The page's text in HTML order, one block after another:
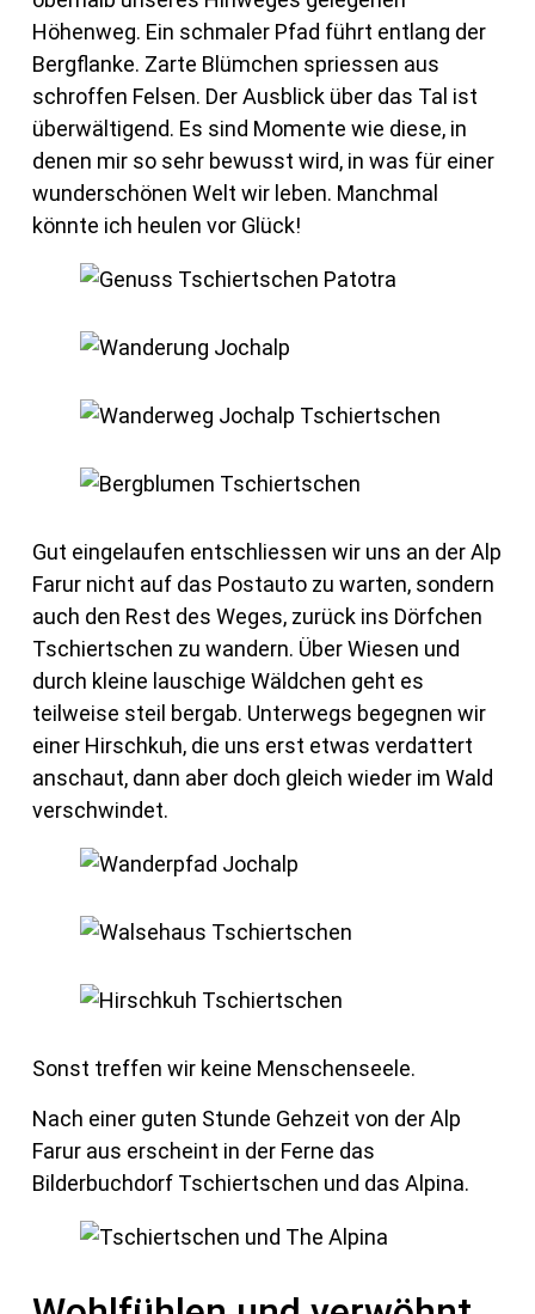
Höhenweg. Ein schmaler Pfad führt entlang der
Bergflanke. Zarte Blümchen spriessen aus
schroffen Felsen. Der Ausblick über das Tal ist
überwältigend. Es sind Momente wie diese, in
denen mir so sehr bewusst wird, in was für einer
wunderschönen Welt wir leben. Manchmal
könnte ich heulen vor Glück!
Gut eingelaufen entschliessen wir uns an der Alp
Farur nicht auf das Postauto zu warten, sondern
auch den Rest des Weges, zurück ins Dörfchen
Tschiertschen zu wandern. Über Wiesen und
durch kleine lauschige Wäldchen geht es
teilweise steil bergab. Unterwegs begegnen wir
einer Hirschkuh, die uns erst etwas verdattert
anschaut, dann aber doch gleich wieder im Wald
verschwindet.
Sonst treffen wir keine Menschenseele.
Nach einer guten Stunde Gehzeit von der Alp
Farur aus erscheint in der Ferne das
Bilderbuchdorf Tschiertschen und das Alpina.